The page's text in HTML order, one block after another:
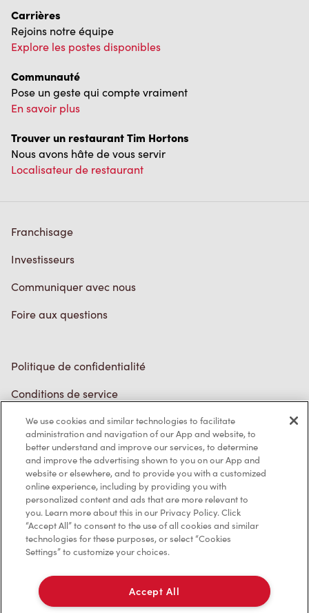
Carrières
Rejoins notre équipe
Explore les postes disponibles
Communauté
Pose un geste qui compte vraiment
En savoir plus
Trouver un restaurant Tim Hortons
Nous avons hâte de vous servir
Localisateur de restaurant
Franchisage
Investisseurs
Communiquer avec nous
Foire aux questions
Politique de confidentialité
Conditions de service
Marques de commerce
Accessibilité
Diagnostic
Contactez-nous
TM & © Tim Hortons, 2023
We use cookies and similar technologies to facilitate
administration and navigation of our App and website, to
better understand and improve our services, to determine
and improve the advertising shown to you on our App and
website or elsewhere, and to provide you with a customized
online experience, including by providing you with
personalized content and ads that are more relevant to
you. Learn more about this in our Privacy Policy. Click
“Accept All” to consent to the use of all cookies and similar
technologies for these purposes, or select “Cookies
Settings” to customize your choices.
Accept All